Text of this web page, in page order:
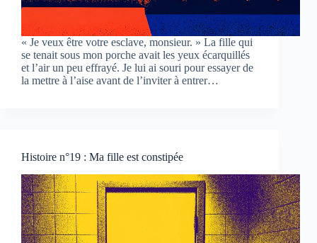
« Je veux être votre esclave, monsieur. » La fille qui
se tenait sous mon porche avait les yeux écarquillés
et l’air un peu effrayé. Je lui ai souri pour essayer de
la mettre à l’aise avant de l’inviter à entrer…
Histoire n°19 : Ma fille est constipée